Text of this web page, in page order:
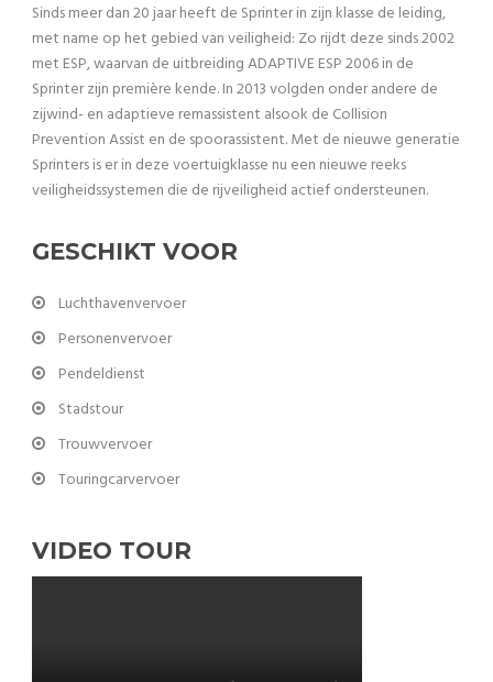
Sinds meer dan 20 jaar heeft de Sprinter in zijn klasse de leiding,
met name op het gebied van veiligheid: Zo rijdt deze sinds 2002
met ESP, waarvan de uitbreiding ADAPTIVE ESP 2006 in de
Sprinter zijn première kende. In 2013 volgden onder andere de
zijwind- en adaptieve remassistent alsook de Collision
Prevention Assist en de spoorassistent. Met de nieuwe generatie
Sprinters is er in deze voertuigklasse nu een nieuwe reeks
veiligheidssystemen die de rijveiligheid actief ondersteunen.
GESCHIKT VOOR
Luchthavenvervoer
Personenvervoer
Pendeldienst
Stadstour
Trouwvervoer
Touringcarvervoer
VIDEO TOUR